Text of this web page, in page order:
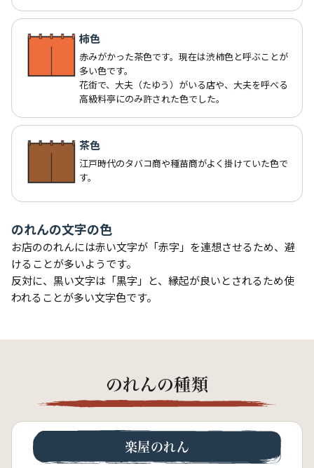
柿色
赤みがかった茶色です。現在は渋柿色と呼ぶことが
多い色です。
花街で、大夫（たゆう）がいる店や、大夫を呼べる
高級料亭にのみ許された色でした。
茶色
江戸時代のタバコ商や種苗商がよく掛けていた色で
す。
のれんの文字の色
お店ののれんには赤い文字が「赤字」を連想させるため、避
けることが多いようです。
反対に、黒い文字は「黒字」と、縁起が良いとされるため使
われることが多い文字色です。
のれんの種類
楽屋のれん